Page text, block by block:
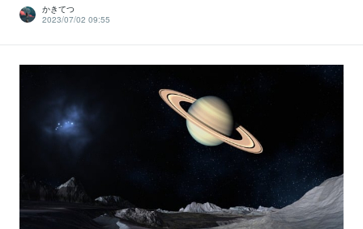
かきてつ
2023/07/02 09:55